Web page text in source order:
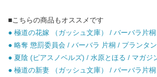
■こちらの商品もオススメです
● 極道の花嫁 （ガッシュ文庫） / バーバラ片
● 略奪 懲罰委員会 / バーバラ 片桐 / プランタ
● 夏陰 (ピアスノベルズ) / 水原とほる / マガジ
● 極道の新妻 （ガッシュ文庫） / バーバラ片